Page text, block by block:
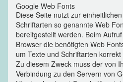
Google Web Fonts
Diese Seite nutzt zur
Schriftarten so genannte Web
bereitgestellt werden. Beim
Browser die benötigten Web
um Texte und Schriftarten
Zu diesem Zweck muss der von
Verbindung zu den Servern von